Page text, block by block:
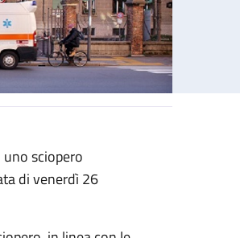
uno sciopero
di venerdì 26